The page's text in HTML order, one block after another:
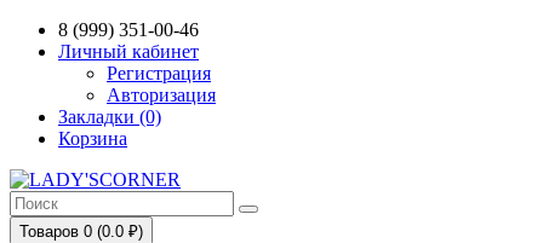
Сервис сравнения цен в Беларуси
8 (999) 351-00-46
Личный кабинет
Регистрация
Авторизация
Закладки (0)
Корзина
Товаров 0 (0.0 ₽)